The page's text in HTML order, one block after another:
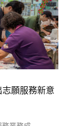
願服務新意